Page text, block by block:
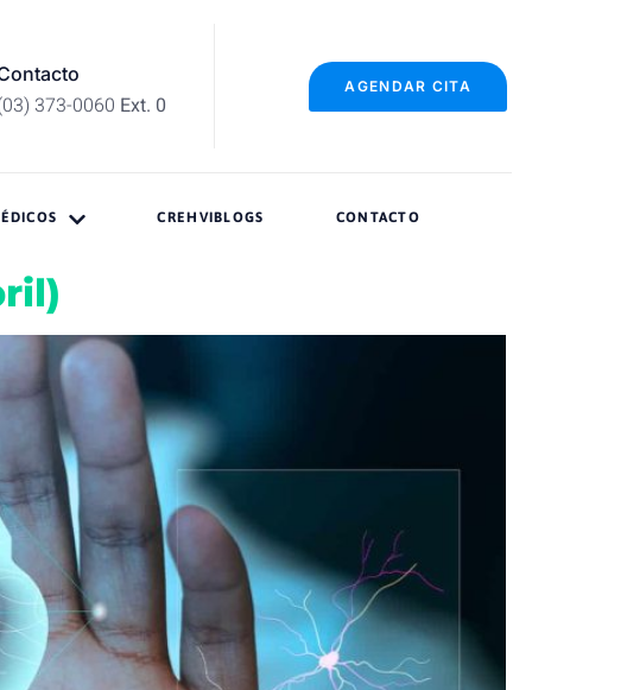
373-0060 Ext. 0
AGENDAR CITA
CREHVIBLOGS CONTACTO